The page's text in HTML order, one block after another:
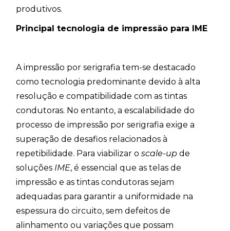
produtivos.
Principal tecnologia de impressão para IME
A impressão por serigrafia tem-se destacado
como tecnologia predominante devido à alta
resolução e compatibilidade com as tintas
condutoras. No entanto, a escalabilidade do
processo de impressão por serigrafia exige a
superação de desafios relacionados à
repetibilidade. Para viabilizar oscale-up de
soluções IME, é essencial que as telas de
impressão e as tintas condutoras sejam
adequadas para garantir a uniformidade na
espessura do circuito, sem defeitos de
alinhamento ou variações que possam